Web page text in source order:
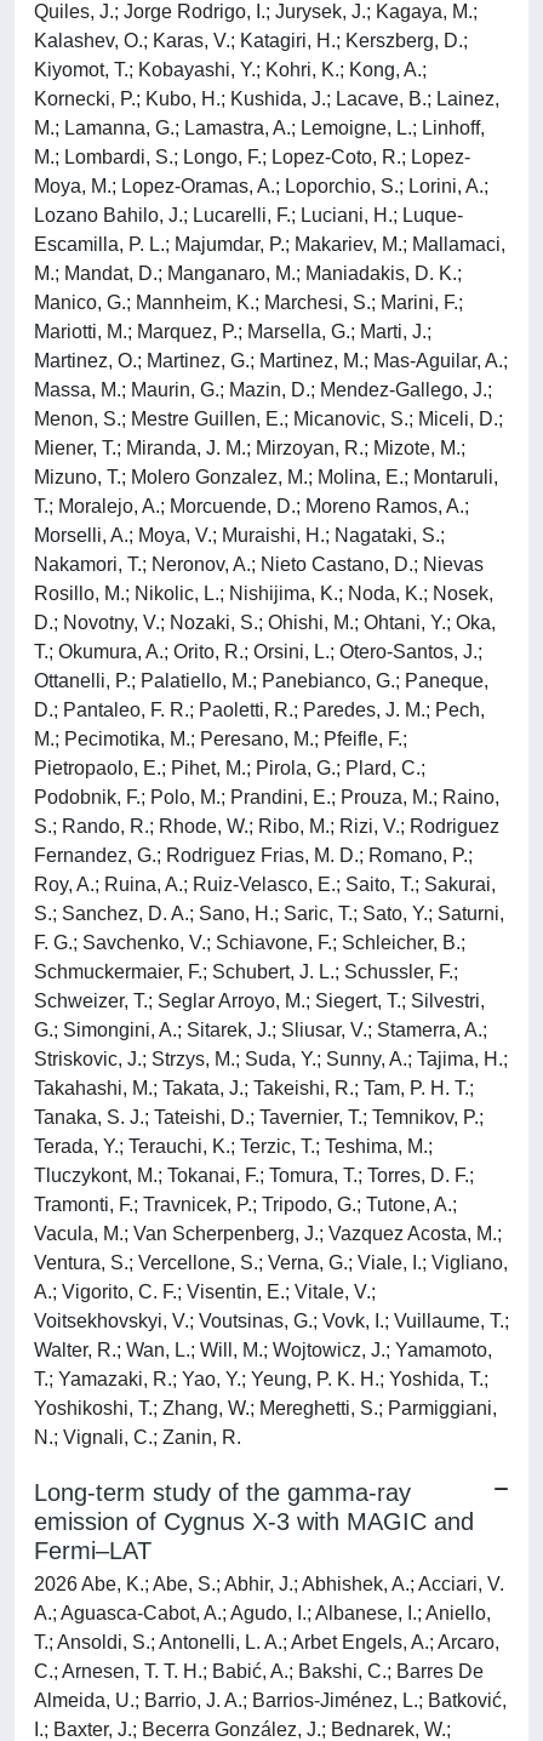
Quiles, J.; Jorge Rodrigo, I.; Jurysek, J.; Kagaya, M.;
Kalashev, O.; Karas, V.; Katagiri, H.; Kerszberg, D.;
Kiyomot, T.; Kobayashi, Y.; Kohri, K.; Kong, A.;
Kornecki, P.; Kubo, H.; Kushida, J.; Lacave, B.; Lainez,
M.; Lamanna, G.; Lamastra, A.; Lemoigne, L.; Linhoff,
M.; Lombardi, S.; Longo, F.; Lopez-Coto, R.; Lopez-
Moya, M.; Lopez-Oramas, A.; Loporchio, S.; Lorini, A.;
Lozano Bahilo, J.; Lucarelli, F.; Luciani, H.; Luque-
Escamilla, P. L.; Majumdar, P.; Makariev, M.; Mallamaci,
M.; Mandat, D.; Manganaro, M.; Maniadakis, D. K.;
Manico, G.; Mannheim, K.; Marchesi, S.; Marini, F.;
Mariotti, M.; Marquez, P.; Marsella, G.; Marti, J.;
Martinez, O.; Martinez, G.; Martinez, M.; Mas-Aguilar, A.;
Massa, M.; Maurin, G.; Mazin, D.; Mendez-Gallego, J.;
Menon, S.; Mestre Guillen, E.; Micanovic, S.; Miceli, D.;
Miener, T.; Miranda, J. M.; Mirzoyan, R.; Mizote, M.;
Mizuno, T.; Molero Gonzalez, M.; Molina, E.; Montaruli,
T.; Moralejo, A.; Morcuende, D.; Moreno Ramos, A.;
Morselli, A.; Moya, V.; Muraishi, H.; Nagataki, S.;
Nakamori, T.; Neronov, A.; Nieto Castano, D.; Nievas
Rosillo, M.; Nikolic, L.; Nishijima, K.; Noda, K.; Nosek,
D.; Novotny, V.; Nozaki, S.; Ohishi, M.; Ohtani, Y.; Oka,
T.; Okumura, A.; Orito, R.; Orsini, L.; Otero-Santos, J.;
Ottanelli, P.; Palatiello, M.; Panebianco, G.; Paneque,
D.; Pantaleo, F. R.; Paoletti, R.; Paredes, J. M.; Pech,
M.; Pecimotika, M.; Peresano, M.; Pfeifle, F.;
Pietropaolo, E.; Pihet, M.; Pirola, G.; Plard, C.;
Podobnik, F.; Polo, M.; Prandini, E.; Prouza, M.; Raino,
S.; Rando, R.; Rhode, W.; Ribo, M.; Rizi, V.; Rodriguez
Fernandez, G.; Rodriguez Frias, M. D.; Romano, P.;
Roy, A.; Ruina, A.; Ruiz-Velasco, E.; Saito, T.; Sakurai,
S.; Sanchez, D. A.; Sano, H.; Saric, T.; Sato, Y.; Saturni,
F. G.; Savchenko, V.; Schiavone, F.; Schleicher, B.;
Schmuckermaier, F.; Schubert, J. L.; Schussler, F.;
Schweizer, T.; Seglar Arroyo, M.; Siegert, T.; Silvestri,
G.; Simongini, A.; Sitarek, J.; Sliusar, V.; Stamerra, A.;
Striskovic, J.; Strzys, M.; Suda, Y.; Sunny, A.; Tajima, H.;
Takahashi, M.; Takata, J.; Takeishi, R.; Tam, P. H. T.;
Tanaka, S. J.; Tateishi, D.; Tavernier, T.; Temnikov, P.;
Terada, Y.; Terauchi, K.; Terzic, T.; Teshima, M.;
Tluczykont, M.; Tokanai, F.; Tomura, T.; Torres, D. F.;
Tramonti, F.; Travnicek, P.; Tripodo, G.; Tutone, A.;
Vacula, M.; Van Scherpenberg, J.; Vazquez Acosta, M.;
Ventura, S.; Vercellone, S.; Verna, G.; Viale, I.; Vigliano,
A.; Vigorito, C. F.; Visentin, E.; Vitale, V.;
Voitsekhovskyi, V.; Voutsinas, G.; Vovk, I.; Vuillaume, T.;
Walter, R.; Wan, L.; Will, M.; Wojtowicz, J.; Yamamoto,
T.; Yamazaki, R.; Yao, Y.; Yeung, P. K. H.; Yoshida, T.;
Yoshikoshi, T.; Zhang, W.; Mereghetti, S.; Parmiggiani,
N.; Vignali, C.; Zanin, R.
Long-term study of the gamma-ray
emission of Cygnus X-3 with MAGIC and
Fermi–LAT
2026 Abe, K.; Abe, S.; Abhir, J.; Abhishek, A.; Acciari, V.
A.; Aguasca-Cabot, A.; Agudo, I.; Albanese, I.; Aniello,
T.; Ansoldi, S.; Antonelli, L. A.; Arbet Engels, A.; Arcaro,
C.; Arnesen, T. T. H.; Babić, A.; Bakshi, C.; Barres De
Almeida, U.; Barrio, J. A.; Barrios-Jiménez, L.; Batković,
I.; Baxter, J.; Becerra González, J.; Bednarek, W.;